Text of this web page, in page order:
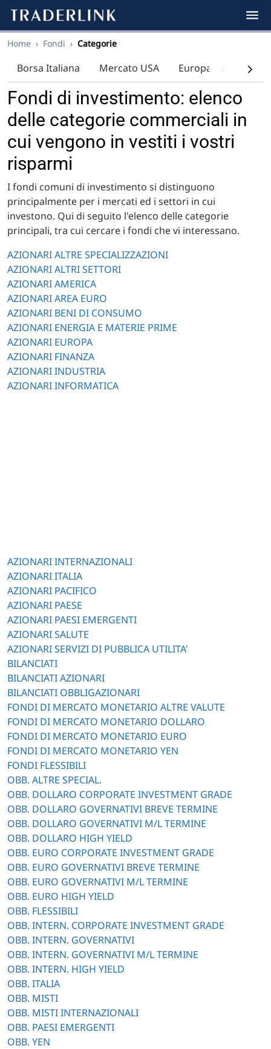
Home › Fondi › Categorie
Borsa Italiana Mercato USA Europa Indici
Fondi di investimento: elenco
delle categorie commerciali in
cui vengono in vestiti i vostri
risparmi
I fondi comuni di investimento si distinguono
principalmente per i mercati ed i settori in cui
investono. Qui di seguito l'elenco delle categorie
principali, tra cui cercare i fondi che vi interessano.
AZIONARI ALTRE SPECIALIZZAZIONI
AZIONARI ALTRI SETTORI
AZIONARI AMERICA
AZIONARI AREA EURO
AZIONARI BENI DI CONSUMO
AZIONARI ENERGIA E MATERIE PRIME
AZIONARI EUROPA
AZIONARI FINANZA
AZIONARI INDUSTRIA
AZIONARI INFORMATICA
AZIONARI INTERNAZIONALI
AZIONARI ITALIA
AZIONARI PACIFICO
AZIONARI PAESE
AZIONARI PAESI EMERGENTI
AZIONARI SALUTE
AZIONARI SERVIZI DI PUBBLICA UTILITA'
BILANCIATI
BILANCIATI AZIONARI
BILANCIATI OBBLIGAZIONARI
FONDI DI MERCATO MONETARIO ALTRE VALUTE
FONDI DI MERCATO MONETARIO DOLLARO
FONDI DI MERCATO MONETARIO EURO
FONDI DI MERCATO MONETARIO YEN
FONDI FLESSIBILI
OBB. ALTRE SPECIAL.
OBB. DOLLARO CORPORATE INVESTMENT GRADE
OBB. DOLLARO GOVERNATIVI BREVE TERMINE
OBB. DOLLARO GOVERNATIVI M/L TERMINE
OBB. DOLLARO HIGH YIELD
OBB. EURO CORPORATE INVESTMENT GRADE
OBB. EURO GOVERNATIVI BREVE TERMINE
OBB. EURO GOVERNATIVI M/L TERMINE
OBB. EURO HIGH YIELD
OBB. FLESSIBILI
OBB. INTERN. CORPORATE INVESTMENT GRADE
OBB. INTERN. GOVERNATIVI
OBB. INTERN. GOVERNATIVI M/L TERMINE
OBB. INTERN. HIGH YIELD
OBB. ITALIA
OBB. MISTI
OBB. MISTI INTERNAZIONALI
OBB. PAESI EMERGENTI
OBB. YEN